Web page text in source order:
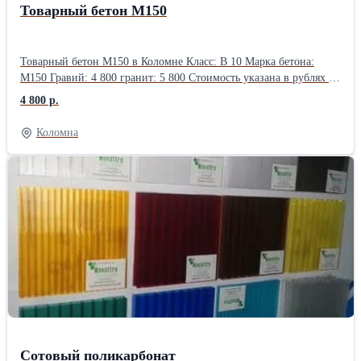
Товарный бетон М150
Товарный бетон М150 в Коломне Класс: В 10 Марка бетона:
М150 Гравий: 4 800 гранит: 5 800 Стоимость указана в рублях за
кубический метр (1м3) с учетом НДС 20%, без доставки и ПМД
4 800 р.
Коломна
Сотовый поликарбонат